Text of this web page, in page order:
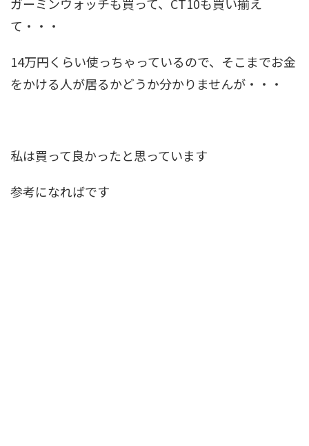
ガーミンウォッチも買って、CT10も買い揃え
て・・・
14万円くらい使っちゃっているので、そこまでお金
をかける人が居るかどうか分かりませんが・・・
私は買って良かったと思っています
参考になればです